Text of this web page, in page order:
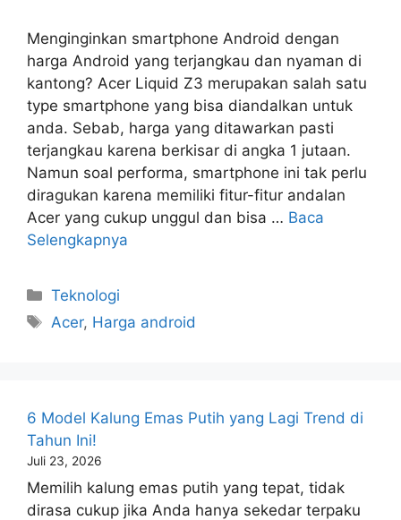
Menginginkan smartphone Android dengan
harga Android yang terjangkau dan nyaman di
kantong? Acer Liquid Z3 merupakan salah satu
type smartphone yang bisa diandalkan untuk
anda. Sebab, harga yang ditawarkan pasti
terjangkau karena berkisar di angka 1 jutaan.
Namun soal performa, smartphone ini tak perlu
diragukan karena memiliki fitur-fitur andalan
Acer yang cukup unggul dan bisa … Baca
Selengkapnya
Kategori
Teknologi
Tag
Acer, Harga android
6 Model Kalung Emas Putih yang Lagi Trend di
Tahun Ini!
Juli 23, 2026
Memilih kalung emas putih yang tepat, tidak
dirasa cukup jika Anda hanya sekedar terpaku